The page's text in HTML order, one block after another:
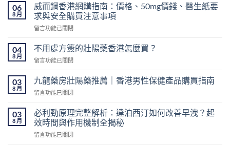
06
8 月
威而鋼香港網購指南：價格、50mg價錢、醫生紙要
求與安全購買注意事項
在
而
鋼
香
網
購
指
價
格、
50mg
留言功能已關閉
04
8 月
不用處方簽的壯陽藥香港怎麼買？
在
用
處
方
的
壯
藥
留言功能已關閉
03
8 月
九龍藥房壯陽藥推薦｜香港男性保健產品購買指南
在
龍
藥
房
壯
留言功能已關閉
03
8 月
必利勁原理完整解析：達泊西汀如何改善早洩？起
效時間與作用機制全揭秘
在
留言功能已關閉